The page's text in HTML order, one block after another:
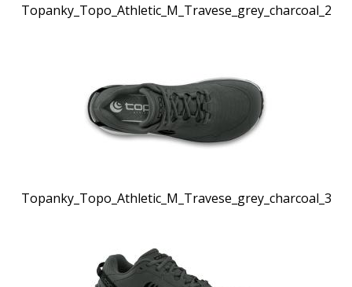
Topanky_Topo_Athletic_M_Travese_grey_charcoal_2
Topanky_Topo_Athletic_M_Travese_grey_charcoal_3